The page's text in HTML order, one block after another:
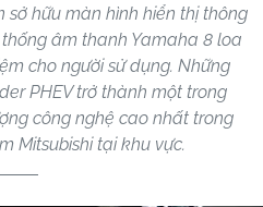
sở hữu màn hình hiển thị thông
âm thanh Yamaha 8 loa
cho người sử dụng. Những
PHEV trở thành một trong
công nghệ cao nhất trong
Mitsubishi tại khu vực.